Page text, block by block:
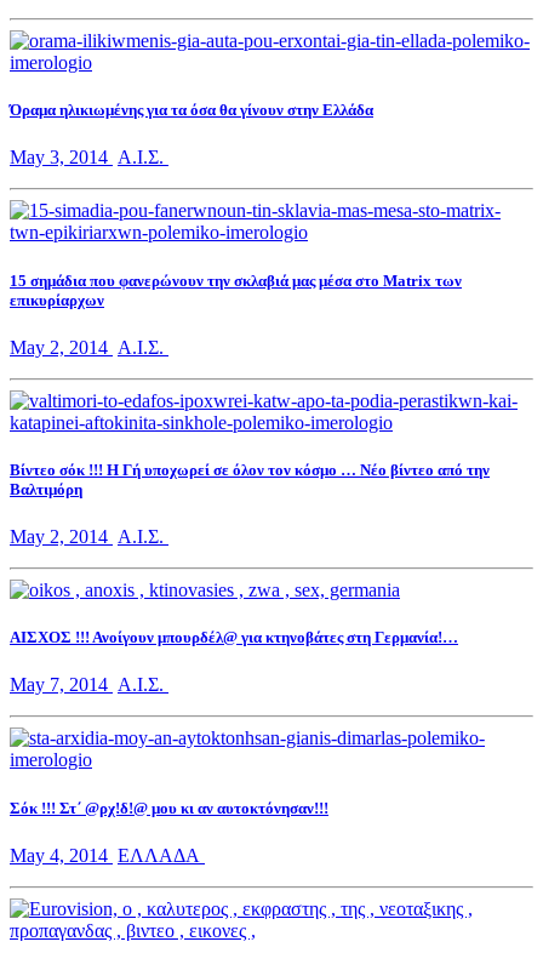
Όραμα ηλικιωμένης για τα όσα θα γίνουν στην Ελλάδα
May 3, 2014 Α.Ι.Σ.
15 σημάδια που φανερώνουν την σκλαβιά μας μέσα στο Matrix των
επικυρίαρχων
May 2, 2014 Α.Ι.Σ.
Βίντεο σόκ !!! Η Γή υποχωρεί σε όλον τον κόσμο … Νέο βίντεο από την
Βαλτιμόρη
May 2, 2014 Α.Ι.Σ.
ΑΙΣΧΟΣ !!! Ανοίγουν μπουρδέλ@ για κτηνοβάτες στη Γερμανία!…
May 7, 2014 Α.Ι.Σ.
Σόκ !!! Στ΄ @ρχ!δ!@ μου κι αν αυτοκτόνησαν!!!
May 4, 2014 ΕΛΛΑΔΑ